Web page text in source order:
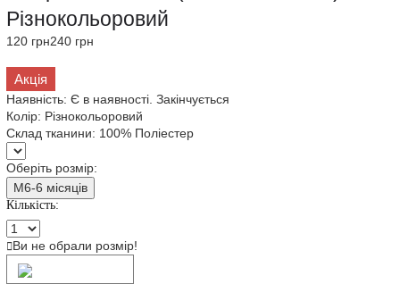
Різнокольоровий
120 грн240 грн
Акція
Наявність:Є в наявності. Закінчується
Колір: Різнокольоровий
Склад тканини: 100% Поліестер
Оберіть розмір:
M6-6 місяців
Кількість:
Ви не обрали розмір!